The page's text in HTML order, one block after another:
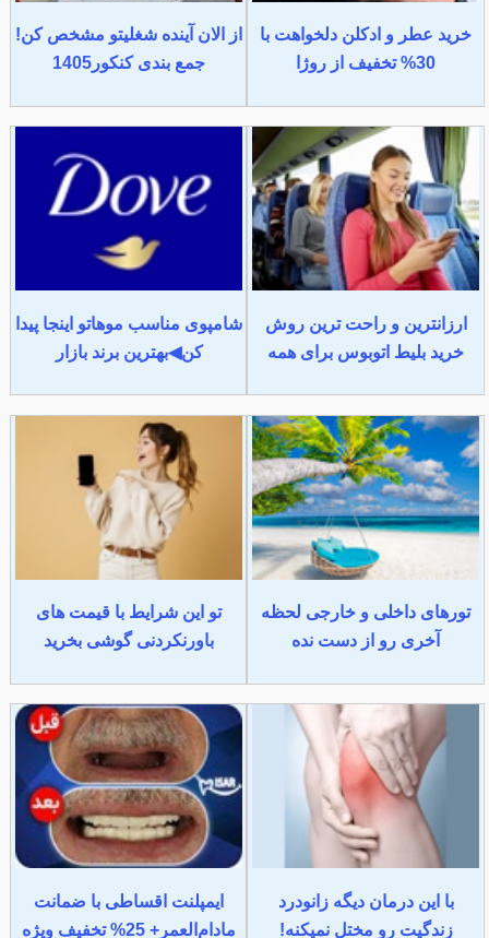
خرید عطر و ادکلن دلخواهت با
30% تخفیف از روژا
از الان آینده شغلیتو مشخص کن!
جمع بندی کنکور1405
ارزانترین و راحت ترین روش
خرید بلیط اتوبوس برای همه
شامپوی مناسب موهاتو اینجا پیدا
کن◀بهترین برند بازار
تورهای داخلی و خارجی لحظه
آخری رو از دست نده
تو این شرایط با قیمت های
باورنکردنی گوشی بخرید
با این درمان دیگه زانودرد
زندگیت رو مختل نمیکنه!
ایمپلنت اقساطی با ضمانت
مادام‌العمر+ 25% تخفیف ویژه